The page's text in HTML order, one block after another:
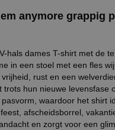
anymore grappig
hals dames T-shirt met de
in een stoel met een fles
rust en een
hun nieuwe levensfase
waardoor het shirt
afscheidsborrel,
en zorgt voor een